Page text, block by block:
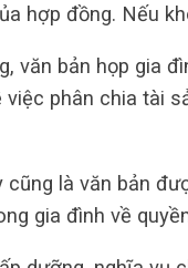
hợp đồng. Nếu
văn bản họp gia
việc phân chia tài
cũng là văn bản
gia đình về